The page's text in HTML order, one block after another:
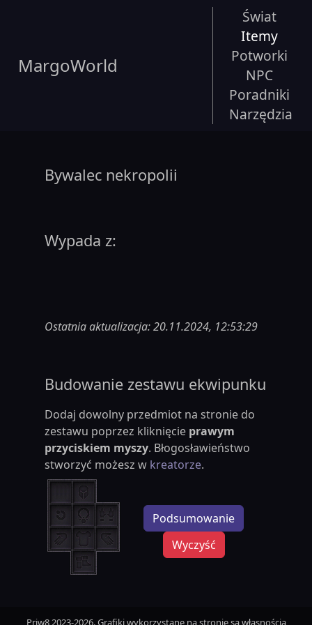
MargoWorld
Świat
Itemy
Potworki
NPC
Poradniki
Narzędzia
Bywalec nekropolii
Wypada z:
Ostatnia aktualizacja: 20.11.2024, 12:53:29
Budowanie zestawu ekwipunku
Dodaj dowolny przedmiot na stronie do
zestawu poprzez kliknięcie prawym
przyciskiem myszy. Błogosławieństwo
stworzyć możesz w kreatorze.
Podsumowanie
Wyczyść
Priw8 2023-2026. Grafiki wykorzystane na stronie są własnością